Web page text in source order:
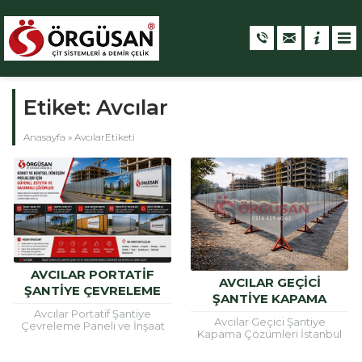
Etiket: Avcılar
Anasayfa » AvcılarEtiketi
AVCILAR PORTATIF
ŞANTIYE ÇEVRELEME
PANELI VE İNŞAAT
SAHASI ÇITI
Avcılar Portatif Şantiye
Çevreleme Paneli ve İnşaat
AVCILAR GEÇICI
ŞANTIYE KAPAMA
ÇÖZÜMLERI
Avcılar Geçici Şantiye
Kapama Çözümleri İstanbul